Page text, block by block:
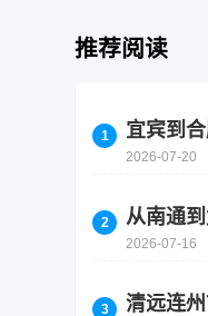
推荐阅读
宜宾到
2026-07-20
从南通
2026-07-16
清远连